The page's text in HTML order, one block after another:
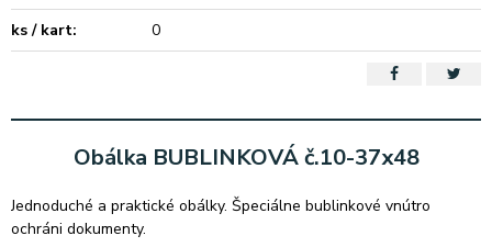
ks / kart:
0
Obálka BUBLINKOVÁ č.10-37x48
Jednoduché a praktické obálky. Špeciálne bublinkové vnútro
ochráni dokumenty.